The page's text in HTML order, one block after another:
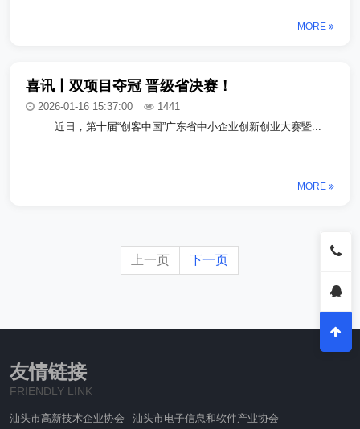
MORE
喜讯丨双项目夺冠 晋级省决赛！
2026-01-16 15:37:00
1441
近日，第十届“创客中国”广东省中小企业创新创业大赛暨...
MORE
上一页 下一页
友情链接
FRIENDLY LINK
汕头市高新技术企业协会 汕头市电子信息和软件产业协会